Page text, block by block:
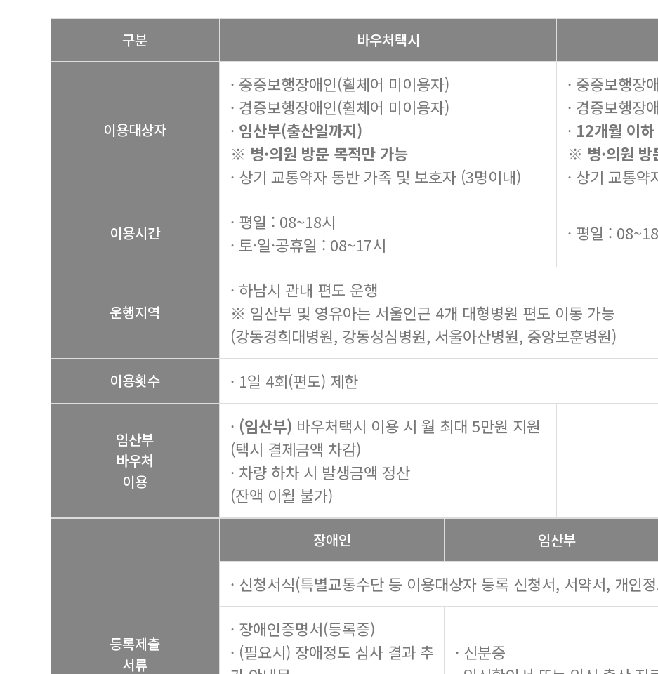
구분 바우처택시
이용대상자
· 중증보행장애인(휠체어 미이용자)
· 경증보행장애인(휠체어 미이용자)
· 임산부(출산일까지)
※ 병·의원 방문 목적만 가능
· 상기 교통약자 동반 가족 및 보호자 (3명이내)
· 중증보행장
· 경증보행장
· 12개월 이
※ 병·의원 방
· 상기 교통
이용시간
· 평일 : 08~18시
· 토·일·공휴일 : 08~17시
· 평일 :
운행지역
· 하남시 관내 편도 운행
※ 임산부 및 영유아는 서울인근 4개 대형병원 편도 이동 가능
(강동경희대병원, 강동성심병원, 서울아산병원, 중앙보훈병원)
이용횟수 · 1일 4회(편도) 제한
임산부
바우처
이용
· (임산부) 바우처택시 이용 시 월 최대 5만원 지원
(택시 결제금액 차감)
· 차량 하차 시 발생금액 정산
(잔액 이월 불가)
등록제출
서류
장애인 임산부
· 신청서식(특별교통수단 등 이용대상자 등록 신청서, 서약서, 개인
· 장애인증명서(등록증)
· (필요시) 장애정도 심사 결과 추
· 신분증